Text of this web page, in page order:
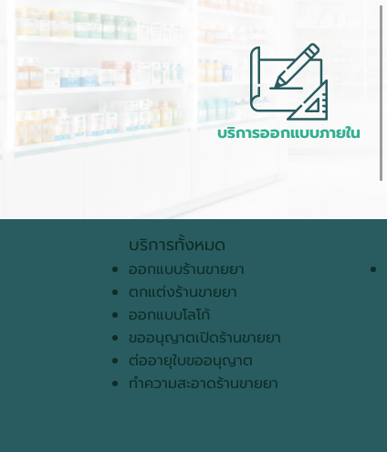
บริการออกแบบภายใน
บริการทั้งหมด
ออกแบบร้านขายยา
ตกแต่งร้านขายยา
ออกแบบโลโก้
ขออนุญาตเปิดร้านขายยา
ต่ออายุใบขออนุญาต
ทำความสะอาดร้านขายยา